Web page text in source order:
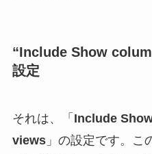
“Include Show
設定
それは、「 Include
views」の設定です。こ